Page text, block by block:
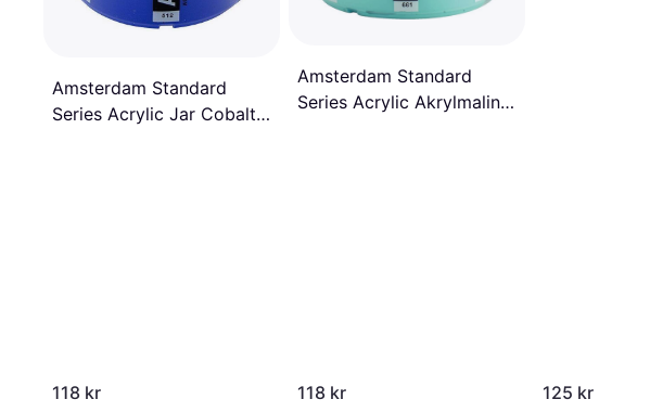
Amsterdam Standard
Series Acrylic Jar Cobalt
118 kr
Amsterdam Standard
Series Acrylic Akrylmaling
118 kr 125 kr